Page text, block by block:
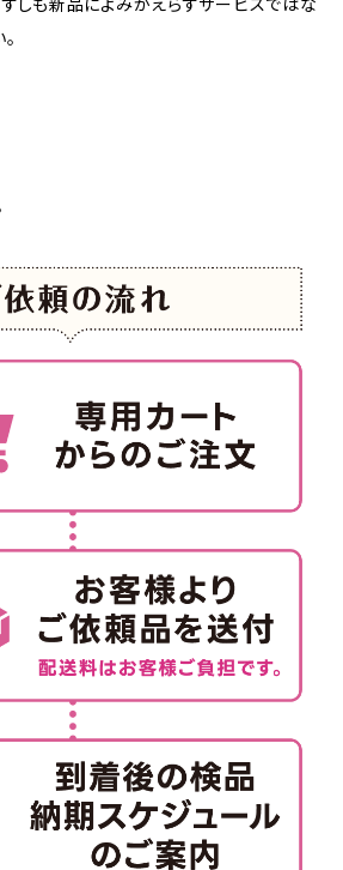
しも新品によみがえらすサービスではな